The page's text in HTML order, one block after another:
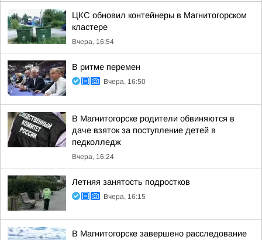
ЦКС обновил контейнеры в Магнитогорском
кластере
Вчера, 16:54
В ритме перемен
Вчера, 16:50
В Магнитогорске родители обвиняются в
даче взяток за поступление детей в
педколледж
Вчера, 16:24
Летняя занятость подростков
Вчера, 16:15
В Магнитогорске завершено расследование